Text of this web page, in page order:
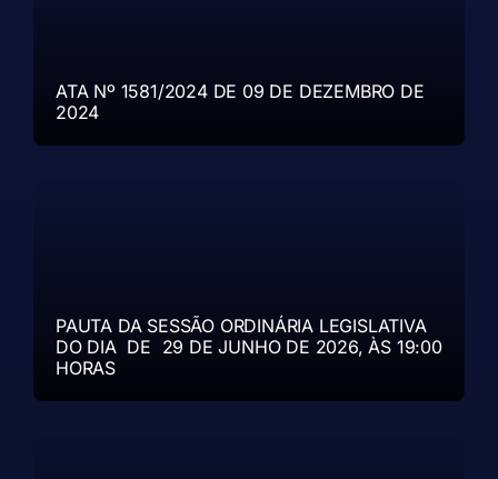
ATA Nº 1581/2024 DE 09 DE DEZEMBRO DE
2024
PAUTA DA SESSÃO ORDINÁRIA LEGISLATIVA
DO DIA DE 29 DE JUNHO DE 2026, ÀS 19:00
HORAS